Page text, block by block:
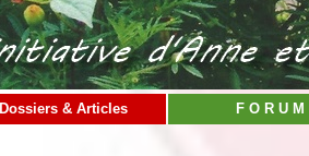
Dossiers & Articles F O R U M